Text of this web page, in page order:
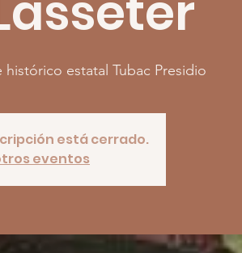
histórico estatal Tubac Presidio
está cerrado.
eventos